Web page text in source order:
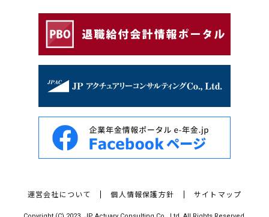
運営会社について 個人情報保護方針 サイトマップ